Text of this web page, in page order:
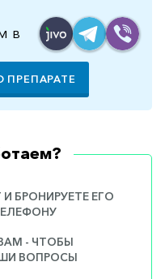
в
ПРЕПАРАТЕ
И БРОНИРУЕТЕ ЕГО
- ЧТОБЫ
ВОПРОСЫ